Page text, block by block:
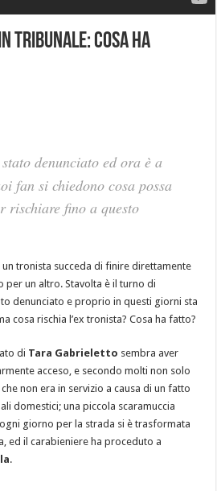
tribunale: cosa ha
denunciato ed ora è a
fan si chiedono cosa possa
rischiare fino a questo
tronista succeda di finire direttamente
per un altro. Stavolta è il turno di
denunciato e proprio in questi giorni sta
cosa rischia l’ex tronista? Cosa ha fatto?
di Tara Gabrieletto sembra aver
acceso, e secondo molti non solo
non era in servizio a causa di un fatto
domestici; una piccola scaramuccia
giorno per la strada si è trasformata
ed il carabieniere ha proceduto a
.